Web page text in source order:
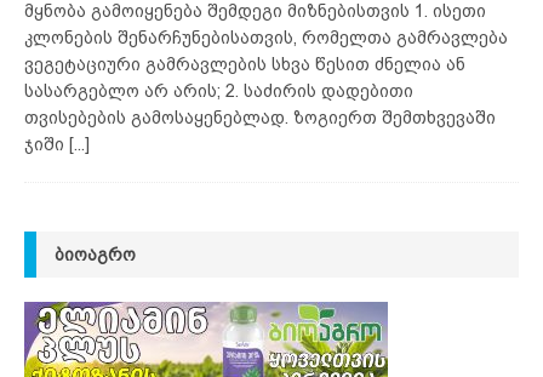
მყნობა გამოიყენება შემდეგი მიზნებისთვის 1. ისეთი
კლონების შენარჩუნებისათვის, რომელთა გამრავლება
ვეგეტაციური გამრავლების სხვა წესით ძნელია ან
სასარგებლო არ არის; 2. საძირის დადებითი
თვისებების გამოსაყენებლად. ზოგიერთ შემთხვევაში
ჯიში [...]
ᲑᲘᲝᲐᲒᲠᲝ